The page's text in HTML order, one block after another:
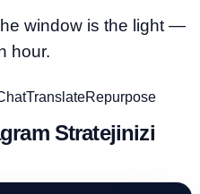
window is the light —
hour.
TranslateRepurpose
Stratejinizi